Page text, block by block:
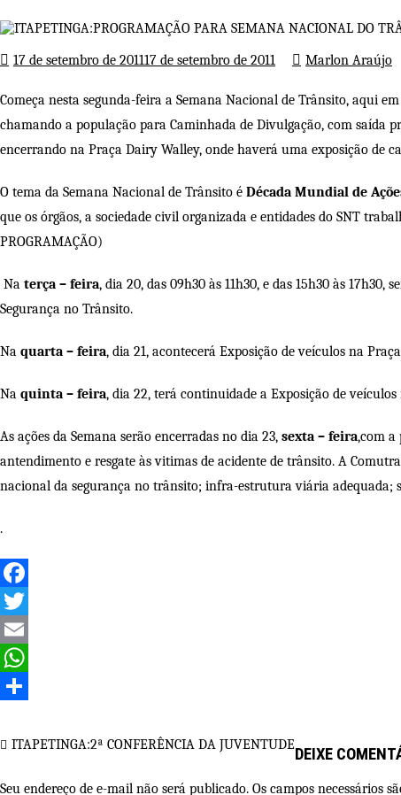
17 de setembro de 201117 de setembro de 2011 Marlon Araújo
Começa nesta segunda-feira a Semana Nacional de Trânsito, aqui
chamando a população para Caminhada de Divulgação, com saída
encerrando na Praça Dairy Walley, onde haverá uma exposição de
O tema da Semana Nacional de Trânsito é Década Mundial de
que os órgãos, a sociedade civil organizada e entidades do SNT
PROGRAMAÇÃO)
Na terça – feira, dia 20, das 09h30 às 11h30, e das 15h30 às
Segurança no Trânsito.
Na quarta – feira, dia 21, acontecerá Exposição de veículos na
Na quinta – feira, dia 22, terá continuidade a Exposição de
As ações da Semana serão encerradas no dia 23, sexta – feira,com a
antendimento e resgate às vitimas de acidente de trânsito. A
nacional da segurança no trânsito; infra-estrutura viária adequada;
.
Facebook
Twitter
Email
WhatsApp
Navegação
ITAPETINGA:2ª CONFERÊNCIA DA JUVENTUDEDEIXE
Seu endereço de e-mail não será publicado. Os campos necessários